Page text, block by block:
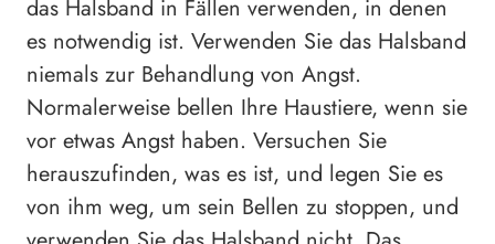
das Halsband in Fällen verwenden, in denen
es notwendig ist. Verwenden Sie das Halsband
niemals zur Behandlung von Angst.
Normalerweise bellen Ihre Haustiere, wenn sie
vor etwas Angst haben. Versuchen Sie
herauszufinden, was es ist, und legen Sie es
von ihm weg, um sein Bellen zu stoppen, und